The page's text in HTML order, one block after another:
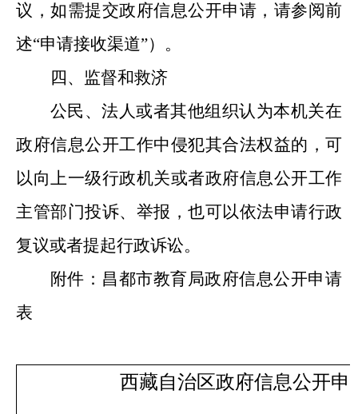
议，如需提交政府信息公开申请，请参阅前
述“申请接收渠道”）。
四、监督和救济
公民、法人或者其他组织认为本机关在
政府信息公开工作中侵犯其合法权益的，可
以向上一级行政机关或者政府信息公开工作
主管部门投诉、举报，也可以依法申请行政
复议或者提起行政诉讼。
附件：昌都市教育局政府信息公开申请
表
西藏自治区政府信息公开申